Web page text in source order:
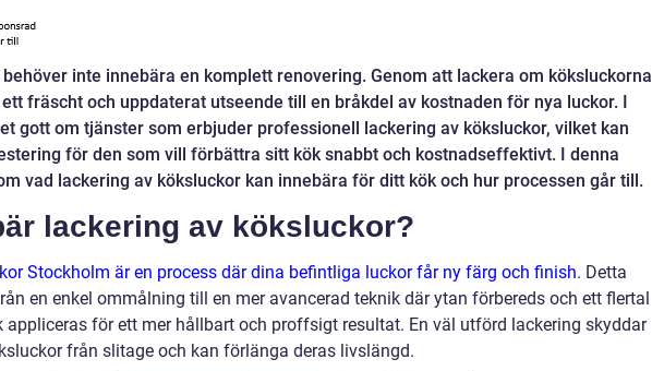
inte innebära en komplett renovering. Genom att lackera om köksluckorna
fräscht och uppdaterat utseende till en bråkdel av kostnaden för nya luckor. I
gott om tjänster som erbjuder professionell lackering av köksluckor, vilket kan
för den som vill förbättra sitt kök snabbt och kostnadseffektivt. I denna
vad lackering av köksluckor kan innebära för ditt kök och hur processen går till.
lackering av köksluckor?
Stockholm är en process där dina befintliga luckor får ny färg och finish. Detta
en enkel ommålning till en mer avancerad teknik där ytan förbereds och ett flertal
appliceras för ett mer hållbart och proffsigt resultat. En väl utförd lackering skyddar
från slitage och kan förlänga deras livslängd.